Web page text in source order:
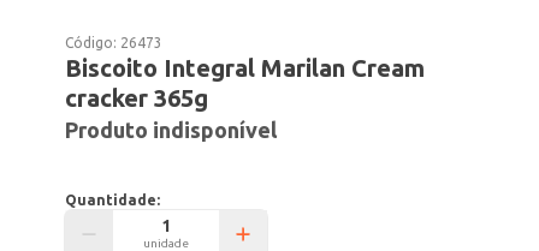
Código: 26473
Biscoito Integral Marilan Cream
cracker 365g
Produto indisponível
Quantidade:
unidade